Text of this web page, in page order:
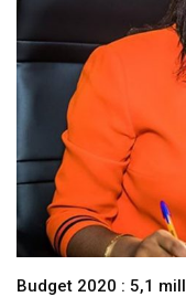
Budget 2020 : 5,1